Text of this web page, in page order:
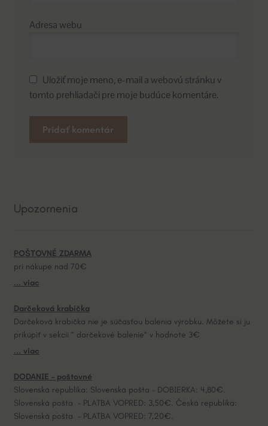
Adresa webu
Uložiť moje meno, e-mail a webovú stránku v
tomto prehliadači pre moje budúce komentáre.
r
t
i
v
:
Upozornenia
POŠTOVNÉ ZDARMA
pri nákupe nad 70€
... viac
Darčeková krabička
Darčeková krabička nie je súčasťou balenia výrobku. Môžete si ju
prikúpiť v sekcii “ darčekové balenie“ v hodnote 3€
... viac
DODANIE – poštovné
Slovenská republika: Slovenská pošta – DOBIERKA: 4,80€.
Slovenská pošta – PLATBA VOPRED: 3,50€. Česká republika:
Slovenská pošta – PLATBA VOPRED: 7,20€.